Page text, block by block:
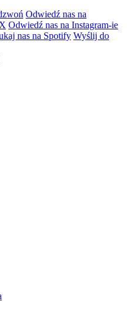
Odwiedź nas na
Odwiedź nas na Instagram-ie
nas na Spotify Wyślij do